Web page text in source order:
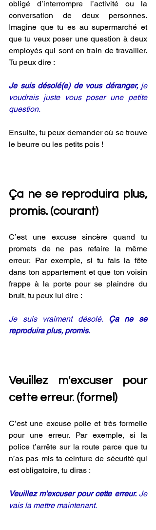
obligé d’interrompre l’activité ou la
conversation de deux personnes.
Imagine que tu es au supermarché et
que tu veux poser une question à deux
employés qui sont en train de travailler.
Tu peux dire :
Je suis désolé(e) de vous déranger, je
voudrais juste vous poser une petite
question.
Ensuite, tu peux demander où se trouve
le beurre ou les petits pois !
Ça ne se reproduira plus,
promis. (courant)
C’est une excuse sincère quand tu
promets de ne pas refaire la même
erreur. Par exemple, si tu fais la fête
dans ton appartement et que ton voisin
frappe à la porte pour se plaindre du
bruit, tu peux lui dire :
Je suis vraiment désolé.
Ça ne se
reproduira plus, promis.
Veuillez m'excuser pour
cette erreur. (formel)
C’est une excuse polie et très formelle
pour une erreur. Par exemple, si la
police t’arrête sur la route parce que tu
n’as pas mis ta ceinture de sécurité qui
est obligatoire, tu diras :
Veuillez m'excuser pour cette erreur. Je
vais la mettre maintenant.